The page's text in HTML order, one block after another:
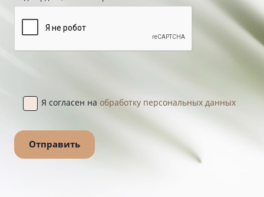
Я согласен на обработку персональных данных